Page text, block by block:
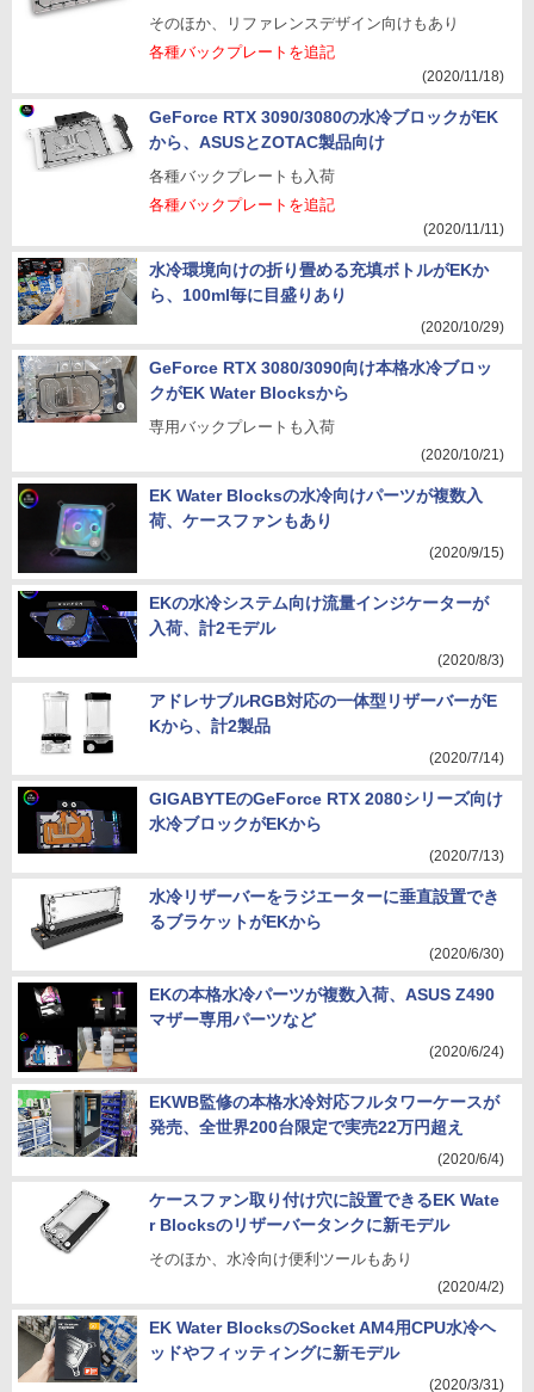
そのほか、リファレンスデザイン向けもあり
各種バックプレートを追記
(2020/11/18)
GeForce RTX 3090/3080の水冷ブロックがEK
から、ASUSとZOTAC製品向け
各種バックプレートも入荷
各種バックプレートを追記
(2020/11/11)
水冷環境向けの折り畳める充填ボトルがEKか
ら、100ml毎に目盛りあり
(2020/10/29)
GeForce RTX 3080/3090向け本格水冷ブロッ
クがEK Water Blocksから
専用バックプレートも入荷
(2020/10/21)
EK Water Blocksの水冷向けパーツが複数入
荷、ケースファンもあり
(2020/9/15)
EKの水冷システム向け流量インジケーターが
入荷、計2モデル
(2020/8/3)
アドレサブルRGB対応の一体型リザーバーがE
Kから、計2製品
(2020/7/14)
GIGABYTEのGeForce RTX 2080シリーズ向け
水冷ブロックがEKから
(2020/7/13)
水冷リザーバーをラジエーターに垂直設置でき
るブラケットがEKから
(2020/6/30)
EKの本格水冷パーツが複数入荷、ASUS Z490
マザー専用パーツなど
(2020/6/24)
EKWB監修の本格水冷対応フルタワーケースが
発売、全世界200台限定で実売22万円超え
(2020/6/4)
ケースファン取り付け穴に設置できるEK Wate
r Blocksのリザーバータンクに新モデル
そのほか、水冷向け便利ツールもあり
(2020/4/2)
EK Water BlocksのSocket AM4用CPU水冷ヘ
ッドやフィッティングに新モデル
(2020/3/31)